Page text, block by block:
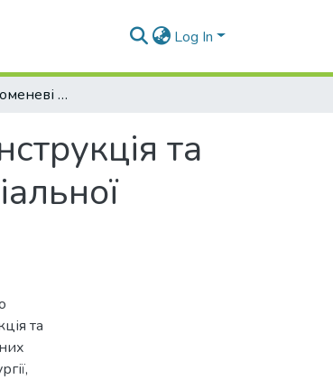
Log In
Електронно-променеві установки і плавка: конструкція та розрахунки. [Устаткування та технологія спеціальної металургії]
та
та